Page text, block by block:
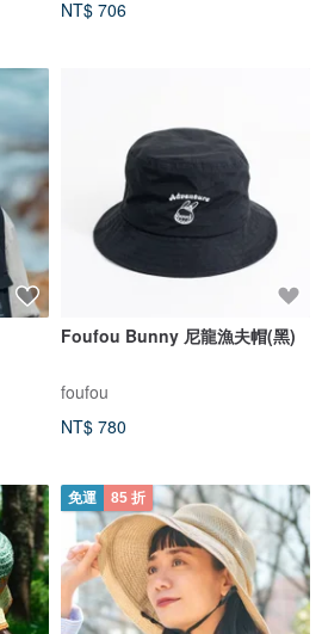
NT$ 706
Foufou Bunny 尼龍漁夫帽(黑)
foufou
NT$ 780
免運 85 折